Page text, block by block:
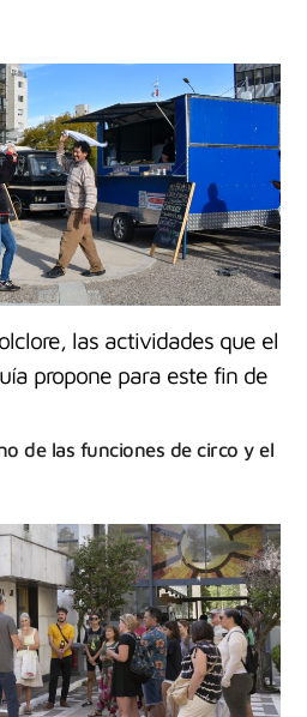
las actividades que el
propone para este fin de
de las funciones de circo y el